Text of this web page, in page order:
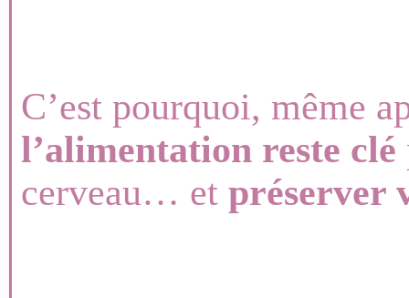
C’est pourquoi, même
l’alimentation reste clé
cerveau… etpréserver